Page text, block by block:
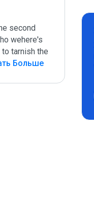
second
wehere's
tarnish the
Больше